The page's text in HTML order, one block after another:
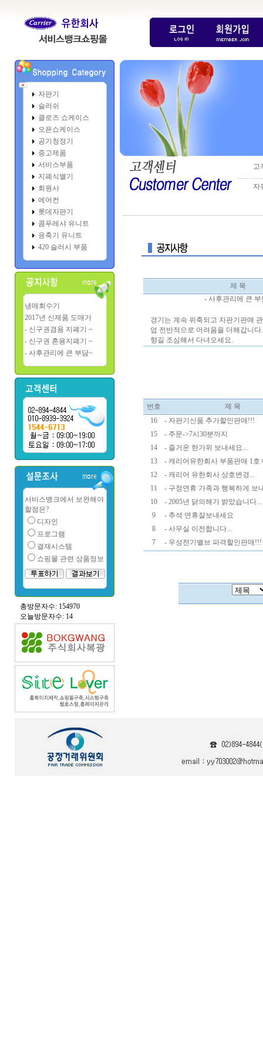
자판기
슬러쉬
클로즈 쇼케이스
오픈쇼케이스
공기청정기
중고제품
서비스부품
지폐식별기
회원사
에어컨
롯데자판기
콤푸레샤 유니트
응축기 유니트
420 슬러시 부품
냉매회수기
2017년 신제품 도매가
- 신구권겸용 지폐기 ~
- 신구권 혼용지폐기 ~
- 사후관리에 큰 부담~
서비스뱅크에서 보완해야
할점은?
디자인
프로그램
결재시스템
쇼핑몰 관련 상품정보
총방문자수: 154970
오늘방문자수: 14
고
자
제 목
- 사후관리에 큰 부
경기는 계속 위축되고 자판기판매
업 전반적으로 어려움을 더해갑니
향길 조심해서 다녀오세요.
번호
제 목
16
- 자판기신품 추가할인판매!!!
15
- 주문->7시30분까지
14
- 즐거운 한가위 보내세요...
13
- 캐리어유한회사 부품판매 1호
12
- 캐리어 유한회사 상호변경...
11
- 구정연휴 가족과 행복하게 보
10
- 2005년 닭의해가 밝았습니다...
9
- 추석 연휴잘보내세요
8
- 사무실 이전합니다...
7
- 우성전기밸브 파격할인판매!!!